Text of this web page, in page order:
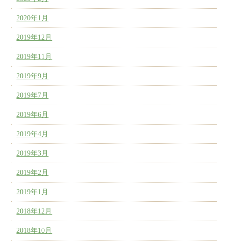
2020年1月
2019年12月
2019年11月
2019年9月
2019年7月
2019年6月
2019年4月
2019年3月
2019年2月
2019年1月
2018年12月
2018年10月